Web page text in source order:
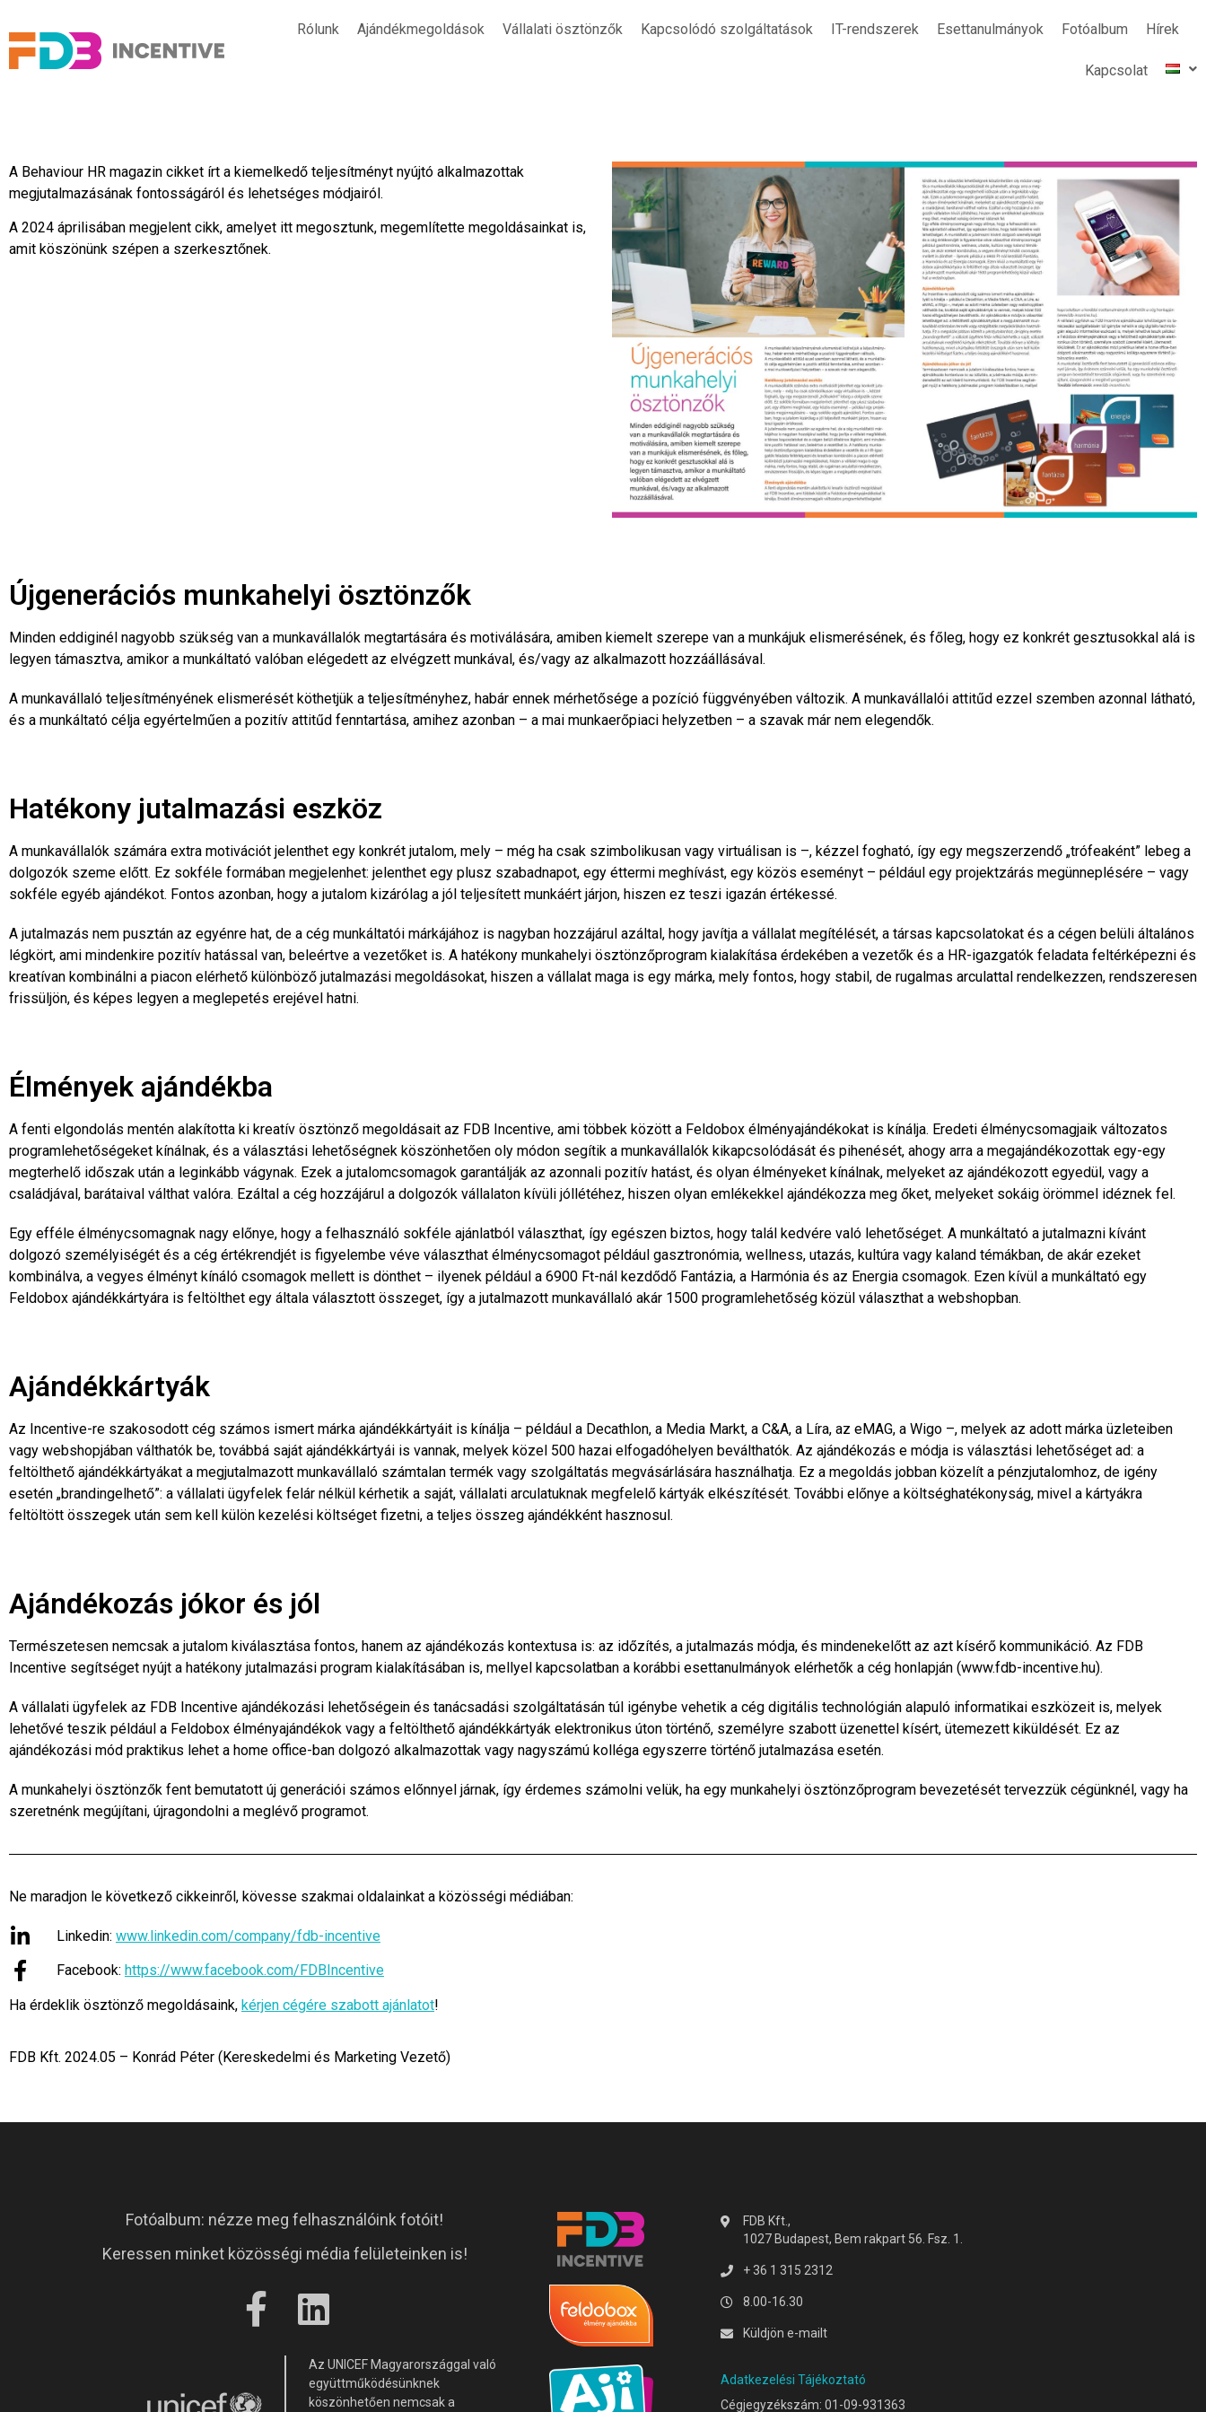
Rólunk Ajándékmegoldások Vállalati ösztönzők Kapcsolódó szolgáltatások IT-rendszerek Esettanulmányok Fotóalbum Hírek
Kapcsolat
A Behaviour HR magazin cikket írt a kiemelkedő teljesítményt nyújtó alkalmazottak
megjutalmazásának fontosságáról és lehetséges módjairól.
A 2024 áprilisában megjelent cikk, amelyet itt megosztunk, megemlítette megoldásainkat is,
amit köszönünk szépen a szerkesztőnek.
Újgenerációs munkahelyi ösztönzők
Minden eddiginél nagyobb szükség van a munkavállalók megtartására és motiválására, amiben kiemelt szerepe van a munkájuk elismerésének, és főleg, hogy ez konkrét gesztusokkal alá is
legyen támasztva, amikor a munkáltató valóban elégedett az elvégzett munkával, és/vagy az alkalmazott hozzáállásával.
A munkavállaló teljesítményének elismerését köthetjük a teljesítményhez, habár ennek mérhetősége a pozíció függvényében változik. A munkavállalói attitűd ezzel szemben azonnal látható,
és a munkáltató célja egyértelműen a pozitív attitűd fenntartása, amihez azonban – a mai munkaerőpiaci helyzetben – a szavak már nem elegendők.
Hatékony jutalmazási eszköz
A munkavállalók számára extra motivációt jelenthet egy konkrét jutalom, mely – még ha csak szimbolikusan vagy virtuálisan is –, kézzel fogható, így egy megszerzendő „trófeaként” lebeg a
dolgozók szeme előtt. Ez sokféle formában megjelenhet: jelenthet egy plusz szabadnapot, egy éttermi meghívást, egy közös eseményt – például egy projektzárás megünneplésére – vagy
sokféle egyéb ajándékot. Fontos azonban, hogy a jutalom kizárólag a jól teljesített munkáért járjon, hiszen ez teszi igazán értékessé.
A jutalmazás nem pusztán az egyénre hat, de a cég munkáltatói márkájához is nagyban hozzájárul azáltal, hogy javítja a vállalat megítélését, a társas kapcsolatokat és a cégen belüli általános
légkört, ami mindenkire pozitív hatással van, beleértve a vezetőket is. A hatékony munkahelyi ösztönzőprogram kialakítása érdekében a vezetők és a HR-igazgatók feladata feltérképezni és
kreatívan kombinálni a piacon elérhető különböző jutalmazási megoldásokat, hiszen a vállalat maga is egy márka, mely fontos, hogy stabil, de rugalmas arculattal rendelkezzen, rendszeresen
frissüljön, és képes legyen a meglepetés erejével hatni.
Élmények ajándékba
A fenti elgondolás mentén alakította ki kreatív ösztönző megoldásait az FDB Incentive, ami többek között a Feldobox élményajándékokat is kínálja. Eredeti élménycsomagjaik változatos
programlehetőségeket kínálnak, és a választási lehetőségnek köszönhetően oly módon segítik a munkavállalók kikapcsolódását és pihenését, ahogy arra a megajándékozottak egy-egy
megterhelő időszak után a leginkább vágynak. Ezek a jutalomcsomagok garantálják az azonnali pozitív hatást, és olyan élményeket kínálnak, melyeket az ajándékozott egyedül, vagy a
családjával, barátaival válthat valóra. Ezáltal a cég hozzájárul a dolgozók vállalaton kívüli jóllétéhez, hiszen olyan emlékekkel ajándékozza meg őket, melyeket sokáig örömmel idéznek fel.
Egy efféle élménycsomagnak nagy előnye, hogy a felhasználó sokféle ajánlatból választhat, így egészen biztos, hogy talál kedvére való lehetőséget. A munkáltató a jutalmazni kívánt
dolgozó személyiségét és a cég értékrendjét is figyelembe véve választhat élménycsomagot például gasztronómia, wellness, utazás, kultúra vagy kaland témákban, de akár ezeket
kombinálva, a vegyes élményt kínáló csomagok mellett is dönthet – ilyenek például a 6900 Ft-nál kezdődő Fantázia, a Harmónia és az Energia csomagok. Ezen kívül a munkáltató egy
Feldobox ajándékkártyára is feltölthet egy általa választott összeget, így a jutalmazott munkavállaló akár 1500 programlehetőség közül választhat a webshopban.
Ajándékkártyák
Az Incentive-re szakosodott cég számos ismert márka ajándékkártyáit is kínálja – például a Decathlon, a Media Markt, a C&A, a Líra, az eMAG, a Wigo –, melyek az adott márka üzleteiben
vagy webshopjában válthatók be, továbbá saját ajándékkártyái is vannak, melyek közel 500 hazai elfogadóhelyen beválthatók. Az ajándékozás e módja is választási lehetőséget ad: a
feltölthető ajándékkártyákat a megjutalmazott munkavállaló számtalan termék vagy szolgáltatás megvásárlására használhatja. Ez a megoldás jobban közelít a pénzjutalomhoz, de igény
esetén „brandingelhető”: a vállalati ügyfelek felár nélkül kérhetik a saját, vállalati arculatuknak megfelelő kártyák elkészítését. További előnye a költséghatékonyság, mivel a kártyákra
feltöltött összegek után sem kell külön kezelési költséget fizetni, a teljes összeg ajándékként hasznosul.
Ajándékozás jókor és jól
Természetesen nemcsak a jutalom kiválasztása fontos, hanem az ajándékozás kontextusa is: az időzítés, a jutalmazás módja, és mindenekelőtt az azt kísérő kommunikáció. Az FDB
Incentive segítséget nyújt a hatékony jutalmazási program kialakításában is, mellyel kapcsolatban a korábbi esettanulmányok elérhetők a cég honlapján (www.fdb-incentive.hu).
A vállalati ügyfelek az FDB Incentive ajándékozási lehetőségein és tanácsadási szolgáltatásán túl igénybe vehetik a cég digitális technológián alapuló informatikai eszközeit is, melyek
lehetővé teszik például a Feldobox élményajándékok vagy a feltölthető ajándékkártyák elektronikus úton történő, személyre szabott üzenettel kísért, ütemezett kiküldését. Ez az
ajándékozási mód praktikus lehet a home office-ban dolgozó alkalmazottak vagy nagyszámú kolléga egyszerre történő jutalmazása esetén.
A munkahelyi ösztönzők fent bemutatott új generációi számos előnnyel járnak, így érdemes számolni velük, ha egy munkahelyi ösztönzőprogram bevezetését tervezzük cégünknél, vagy ha
szeretnénk megújítani, újragondolni a meglévő programot.
Ne maradjon le következő cikkeinről, kövesse szakmai oldalainkat a közösségi médiában:
Linkedin: www.linkedin.com/company/fdb-incentive
Facebook: https://www.facebook.com/FDBIncentive
Ha érdeklik ösztönző megoldásaink, kérjen cégére szabott ajánlatot!
FDB Kft. 2024.05 – Konrád Péter (Kereskedelmi és Marketing Vezető)
Fotóalbum: nézze meg felhasználóink fotóit!
Keressen minket közösségi média felületeinken is!
Az UNICEF Magyarországgal való
együttműködésünknek
köszönhetően nemcsak a
FDB Kft.,
1027 Budapest, Bem rakpart 56. Fsz. 1.
+ 36 1 315 2312
8.00-16.30
Küldjön e-mailt
Adatkezelési Tájékoztató
Cégjegyzékszám: 01-09-931363